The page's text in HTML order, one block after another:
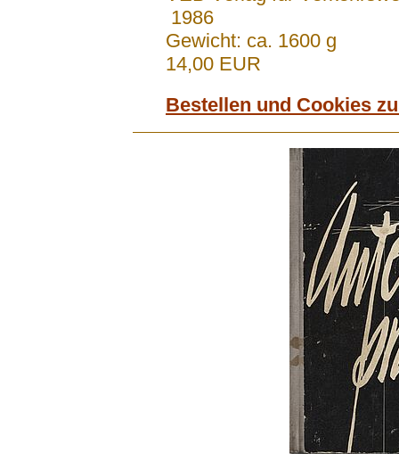
1986
Gewicht: ca. 1600 g
14,00 EUR
Bestellen und Cookies